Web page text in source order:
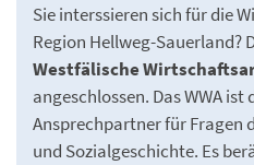
Sie interssieren sich für die
Region Hellweg-Sauerland?
Westfälische
angeschlossen. Das WWA
Ansprechpartner für Fragen
und Sozialgeschichte. Es